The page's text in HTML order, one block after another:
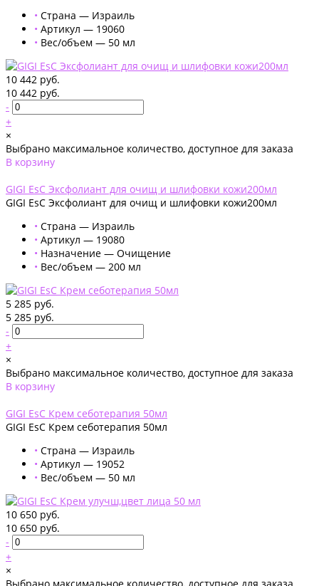
• Страна — Израиль
• Артикул — 19060
• Вес/объем — 50 мл
10 442 руб.
10 442 руб.
-
+
×
Выбрано максимальное количество, доступное для заказа
В корзину
GIGI EsC Эксфолиант для очищ и шлифовки кожи200мл
GIGI EsC Эксфолиант для очищ и шлифовки кожи200мл
• Страна — Израиль
• Артикул — 19080
• Назначение — Очищение
• Вес/объем — 200 мл
5 285 руб.
5 285 руб.
-
+
×
Выбрано максимальное количество, доступное для заказа
В корзину
GIGI EsC Крем себотерапия 50мл
GIGI EsC Крем себотерапия 50мл
• Страна — Израиль
• Артикул — 19052
• Вес/объем — 50 мл
10 650 руб.
10 650 руб.
-
+
×
Выбрано максимальное количество, доступное для заказа